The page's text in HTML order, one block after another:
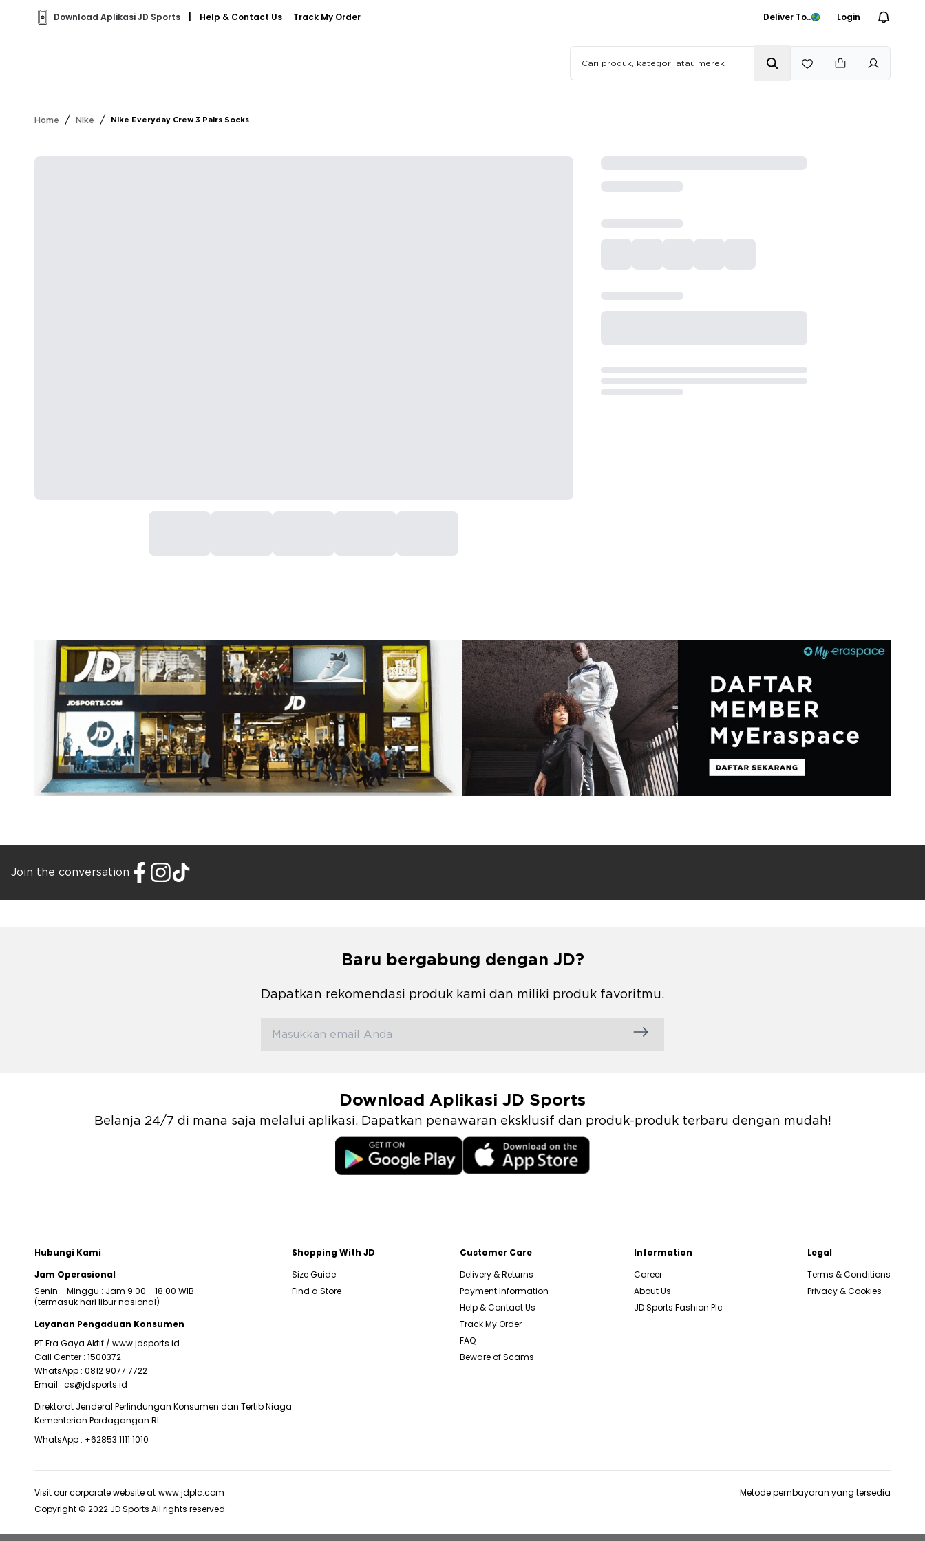
Download Aplikasi JD Sports Help & Contact Us Track My Order Deliver To.. Login
Home / Nike / Nike Everyday Crew 3 Pairs Socks
Join the conversation
Baru bergabung dengan JD?
Dapatkan rekomendasi produk kami dan miliki produk favoritmu.
Download Aplikasi JD Sports
Belanja 24/7 di mana saja melalui aplikasi. Dapatkan penawaran eksklusif dan produk-produk terbaru dengan mudah!
Hubungi Kami
Jam Operasional
Senin - Minggu : Jam 9:00 - 18:00 WIB
(termasuk hari libur nasional)
Layanan Pengaduan Konsumen
PT Era Gaya Aktif / www.jdsports.id
Call Center : 1500372
WhatsApp : 0812 9077 7722
Email : cs@jdsports.id
Direktorat Jenderal Perlindungan Konsumen dan Tertib Niaga
Kementerian Perdagangan RI
WhatsApp : +62853 1111 1010
Shopping With JD
Size Guide
Find a Store
Customer Care
Delivery & Returns
Payment Information
Help & Contact Us
Track My Order
FAQ
Beware of Scams
Information
Career
About Us
JD Sports Fashion Plc
Legal
Terms & Conditions
Privacy & Cookies
Visit our corporate website at www.jdplc.com
Copyright © 2022 JD Sports All rights reserved.
Metode pembayaran yang tersedia